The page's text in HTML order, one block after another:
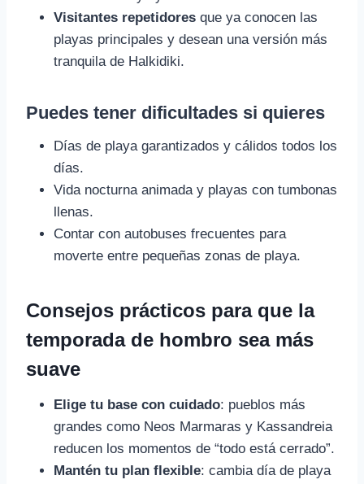
Visitantes repetidores que ya conocen las
playas principales y desean una versión más
tranquila de Halkidiki.
Puedes tener dificultades si quieres
Días de playa garantizados y cálidos todos los
días.
Vida nocturna animada y playas con tumbonas
llenas.
Contar con autobuses frecuentes para
moverte entre pequeñas zonas de playa.
Consejos prácticos para que la
temporada de hombro sea más
suave
Elige tu base con cuidado: pueblos más
grandes como Neos Marmaras y Kassandreia
reducen los momentos de “todo está cerrado”.
Mantén tu plan flexible: cambia día de playa